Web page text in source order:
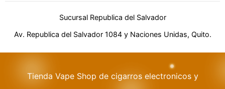
Sucursal Republica del Salvador
Av. Republica del Salvador 1084 y Naciones Unidas, Quito.
Tienda Vape Shop de cigarros electronicos y